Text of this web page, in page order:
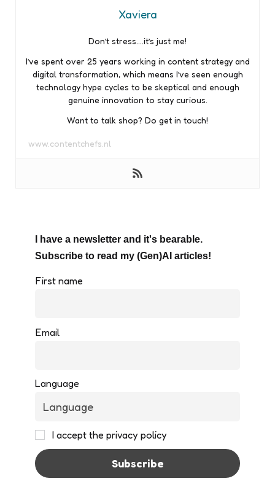
Xaviera
Don’t stress….it’s just me!
I’ve spent over 25 years working in content strategy and
digital transformation, which means I’ve seen enough
technology hype cycles to be skeptical and enough
genuine innovation to stay curious.
Want to talk shop? Do get in touch!
www.contentchefs.nl
I have a newsletter and it's bearable.
Subscribe to read my (Gen)AI articles!
First name
Email
Language
I accept the privacy policy